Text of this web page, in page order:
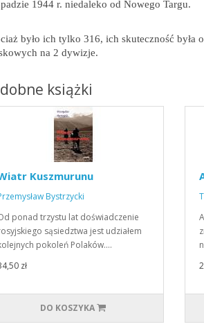
1944 r. niedaleko od Nowego Targu.
było ich tylko 316, ich skuteczność była
na 2 dywizje.
książki
Kuszmurunu
Bystrzycki
ponad trzystu lat doświadczenie
sąsiedztwa jest udziałem
pokoleń Polaków.…
zł
DO KOSZYKA